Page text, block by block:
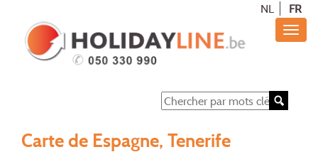
NL FR
Carte de Espagne, Tenerife